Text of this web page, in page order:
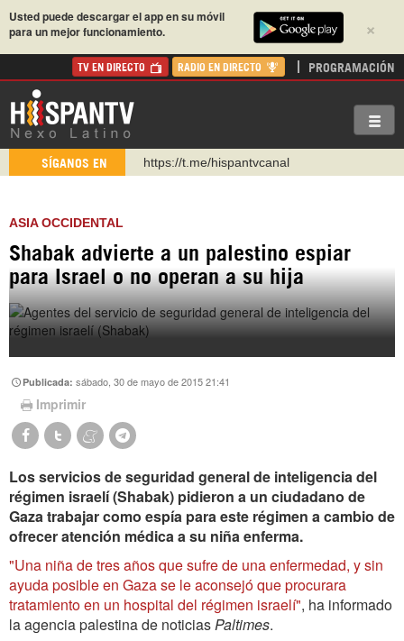
×
Usted puede descargar el app en su móvil
para un mejor funcionamiento.
TV EN DIRECTO RADIO EN DIRECTO PROGRAMACIÓN
SÍGANOS EN
https://t.me/hispantvcanal
Instagram como: hispan_tv
https://www.facebook.com/Nexolatino.Canal
http://twitter.com/nexo_latino
ASIA OCCIDENTAL
Shabak advierte a un palestino espiar
para Israel o no operan a su hija
Publicada:sábado, 30 de mayo de 2015 21:41
Imprimir
Los servicios de seguridad general de inteligencia del
régimen israelí (Shabak) pidieron a un ciudadano de
Gaza trabajar como espía para este régimen a cambio de
ofrecer atención médica a su niña enferma.
"Una niña de tres años que sufre de una enfermedad, y sin
ayuda posible en Gaza se le aconsejó que procurara
tratamiento en un hospital del régimen israelí", ha informado
la agencia palestina de noticiasPaltimes.